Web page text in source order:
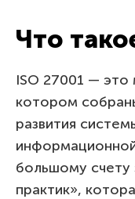
Что
ISO 27001 —
котором
развития
большому счету
практик»,